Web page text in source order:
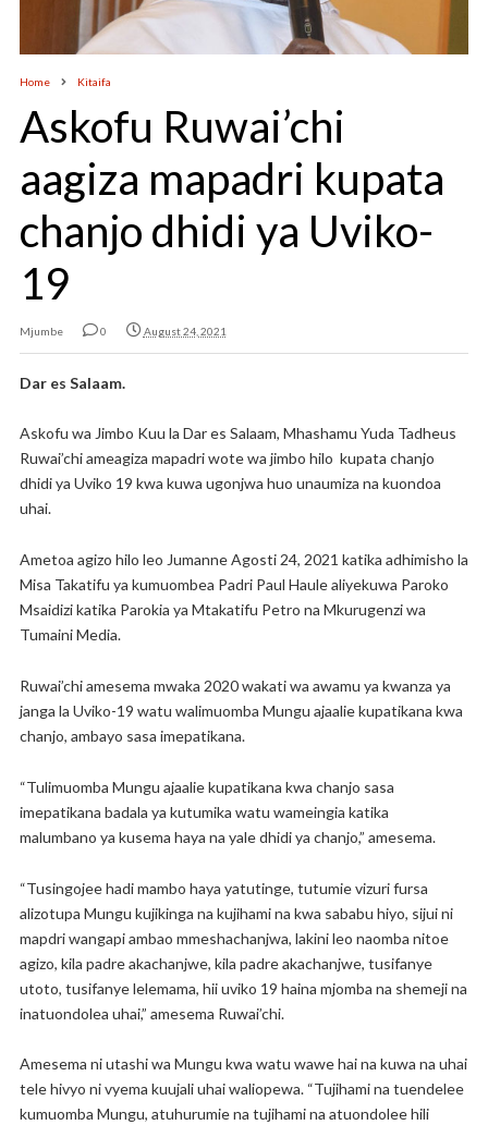
Home Kitaifa
Askofu Ruwai’chi
aagiza mapadri kupata
chanjo dhidi ya Uviko-
19
Mjumbe 0 August 24, 2021
Dar es Salaam.
Askofu wa Jimbo Kuu la Dar es Salaam, Mhashamu Yuda Tadheus
Ruwai’chi ameagiza mapadri wote wa jimbo hilo kupata chanjo
dhidi ya Uviko 19 kwa kuwa ugonjwa huo unaumiza na kuondoa
uhai.
Ametoa agizo hilo leo Jumanne Agosti 24, 2021 katika adhimisho la
Misa Takatifu ya kumuombea Padri Paul Haule aliyekuwa Paroko
Msaidizi katika Parokia ya Mtakatifu Petro na Mkurugenzi wa
Tumaini Media.
Ruwai’chi amesema mwaka 2020 wakati wa awamu ya kwanza ya
janga la Uviko-19 watu walimuomba Mungu ajaalie kupatikana kwa
chanjo, ambayo sasa imepatikana.
“Tulimuomba Mungu ajaalie kupatikana kwa chanjo sasa
imepatikana badala ya kutumika watu wameingia katika
malumbano ya kusema haya na yale dhidi ya chanjo,” amesema.
“Tusingojee hadi mambo haya yatutinge, tutumie vizuri fursa
alizotupa Mungu kujikinga na kujihami na kwa sababu hiyo, sijui ni
mapdri wangapi ambao mmeshachanjwa, lakini leo naomba nitoe
agizo, kila padre akachanjwe, kila padre akachanjwe, tusifanye
utoto, tusifanye lelemama, hii uviko 19 haina mjomba na shemeji na
inatuondolea uhai,” amesema Ruwai’chi.
Amesema ni utashi wa Mungu kwa watu wawe hai na kuwa na uhai
tele hivyo ni vyema kuujali uhai waliopewa. “Tujihami na tuendelee
kumuomba Mungu, atuhurumie na tujihami na atuondolee hili